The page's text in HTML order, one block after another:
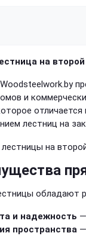
на
и
лестниц на
обладают
и надежность
пространства